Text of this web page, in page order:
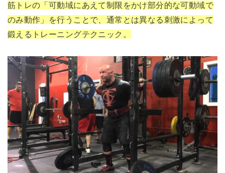
筋トレの「可動域にあえて制限をかけ部分的な可動域で
のみ動作」を行うことで、通常とは異なる刺激によって
鍛えるトレーニングテクニック。